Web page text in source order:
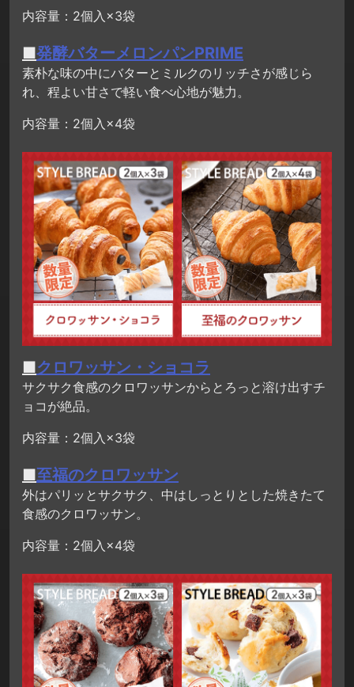
内容量：2個入×3袋
■発酵バターメロンパンPRIME
素朴な味の中にバターとミルクのリッチさが感じら
れ、程よい甘さで軽い食べ心地が魅力。
内容量：2個入×4袋
■クロワッサン・ショコラ
サクサク食感のクロワッサンからとろっと溶け出すチ
ョコが絶品。
内容量：2個入×3袋
■至福のクロワッサン
外はパリッとサクサク、中はしっとりとした焼きたて
食感のクロワッサン。
内容量：2個入×4袋